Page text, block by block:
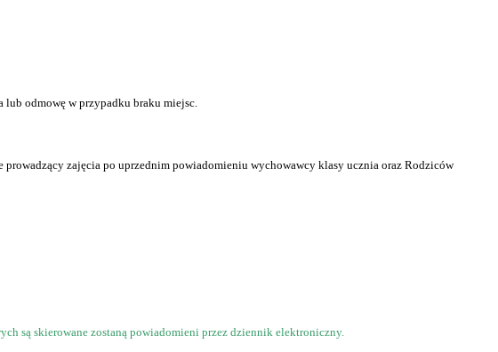
odmowę w przypadku braku miejsc.
zajęcia po uprzednim powiadomieniu wychowawcy klasy ucznia oraz Rodziców
są skierowane zostaną powiadomieni przez dziennik elektroniczny.